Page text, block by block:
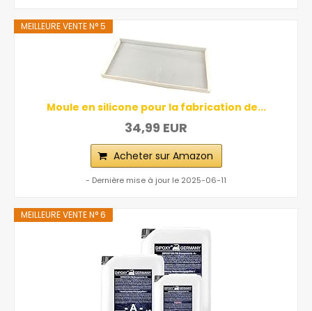
MEILLEURE VENTE N° 5
Moule en silicone pour la fabrication de...
34,99 EUR
Acheter sur Amazon
- Dernière mise à jour le 2025-06-11
MEILLEURE VENTE N° 6